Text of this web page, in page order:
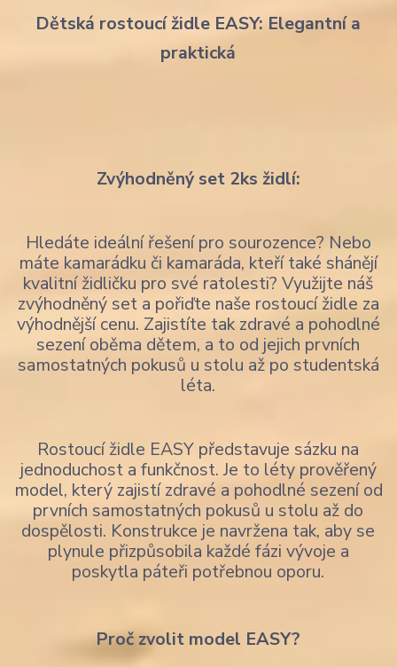
Dětská rostoucí židle EASY: Elegantní a
praktická
Zvýhodněný set 2ks židlí:
Hledáte ideální řešení pro sourozence? Nebo
máte kamarádku či kamaráda, kteří také shánějí
kvalitní židličku pro své ratolesti? Využijte náš
zvýhodněný set a pořiďte naše rostoucí židle za
výhodnější cenu. Zajistíte tak zdravé a pohodlné
sezení oběma dětem, a to od jejich prvních
samostatných pokusů u stolu až po studentská
léta.
Rostoucí židle EASY představuje sázku na
jednoduchost a funkčnost. Je to léty prověřený
model, který zajistí zdravé a pohodlné sezení od
prvních samostatných pokusů u stolu až do
dospělosti. Konstrukce je navržena tak, aby se
plynule přizpůsobila každé fázi vývoje a
poskytla páteři potřebnou oporu.
Proč zvolit model EASY?